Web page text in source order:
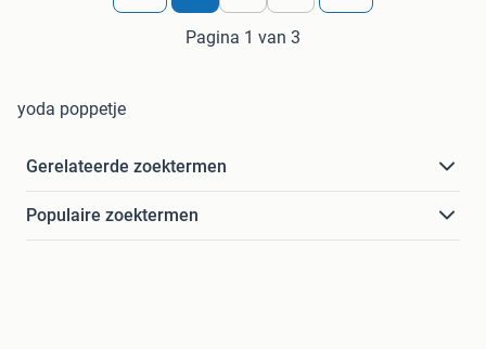
Pagina 1 van 3
yoda poppetje
Gerelateerde zoektermen
Populaire zoektermen